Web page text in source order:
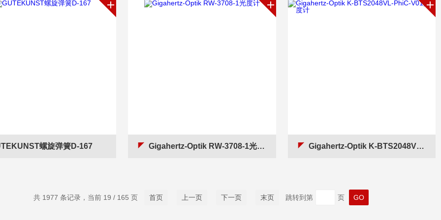
螺旋弹簧D-167 Gigahertz-Optik RW-3708-1光度计 Gigahertz-Optik K-BTS2048VL-PhiC-V01光度计
共 1977 条记录，当前 19 / 165 页 首页 上一页 下一页 末页 跳转到第 页